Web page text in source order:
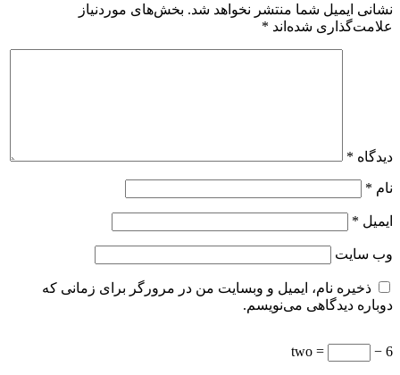
نشانی ایمیل شما منتشر نخواهد شد. بخش‌های موردنیاز
علامت‌گذاری شده‌اند *
دیدگاه *
نام *
ایمیل *
وب‌ سایت
ذخیره نام، ایمیل و وبسایت من در مرورگر برای زمانی که
دوباره دیدگاهی می‌نویسم.
6 −
= two